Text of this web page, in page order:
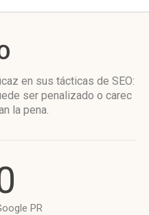
en sus tácticas de SEO:
ser penalizado o carec
la pena.
PR